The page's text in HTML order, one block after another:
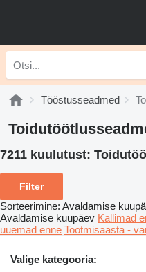
Tööstusseadmed
7211 kuulutust:
Filter
Sorteerimine: Avaldamise
Avaldamise kuupäev Kallimad
uuemad enne Tootmisaasta -
Valige kategooria: